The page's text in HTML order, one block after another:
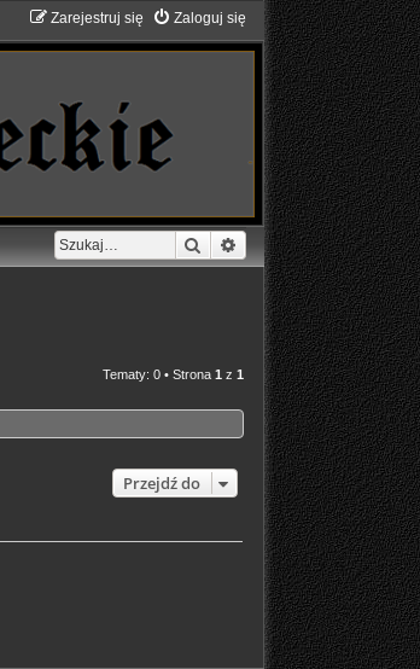
Zaloguj się
Zarejestruj się
Szukaj Wyszukiwanie
Tematy: 0 • Strona 1 z 1
Przejdź do